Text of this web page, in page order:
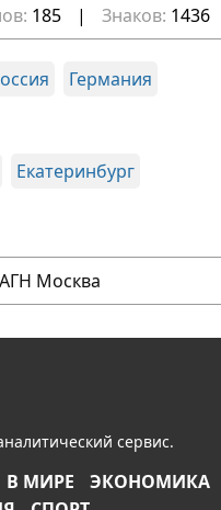
185 | Знаков: 1436
Германия
Екатеринбург
АГН Москва
сервис.
В МИРЕ
ЭКОНОМИКА